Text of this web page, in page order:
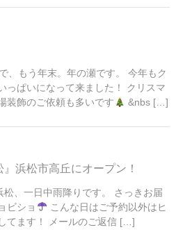
、もう年末。年の瀬です。 今年もク
っぱいになって来ました！ クリスマ
装飾のご依頼も多いです
&nbs […]
浜松市高丘にオープン！
、一日中雨降りです。 さっきお届
ビショ
こんな日はご予約以外はヒ
てます！ メールのご返信 […]